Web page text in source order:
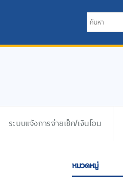
ระบบแจ้งการจ่ายเช็ค/เงินโอน
หมวดหมู่